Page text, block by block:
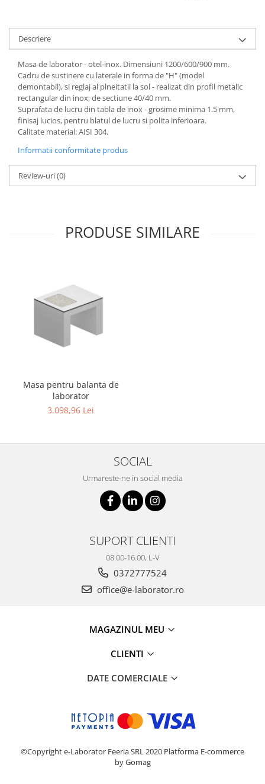
Descriere
Masa de laborator - otel-inox. Dimensiuni 1200/600/900 mm.
Cadru de sustinere cu laterale in forma de "H" (model
demontabil), si reglaj al plneitatii la sol - realizat din profil metalic
rectangular din inox, de sectiune 40/40 mm.
Suprafata de lucru din tabla de inox - grosime minima 1.5 mm,
finisaj lucios, pentru blatul de lucru si polita inferioara.
Calitate material: AISI 304.
Informatii conformitate produs
Review-uri(0)
PRODUSE SIMILARE
Masa pentru balanta de
laborator
3.098,96 Lei
SOCIAL
Urmareste-ne in social media
SUPORT CLIENTI
08.00-16.00, L-V
0372777524
office@e-laborator.ro
MAGAZINUL MEU
CLIENTI
DATE COMERCIALE
©Copyright e-Laborator Feeria SRL 2020 Platforma E-commerce
by Gomag